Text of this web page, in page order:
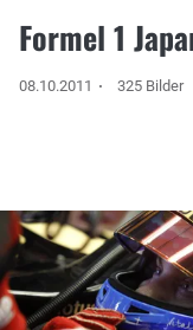
Formel 1
08.10.2011 325 Bilder